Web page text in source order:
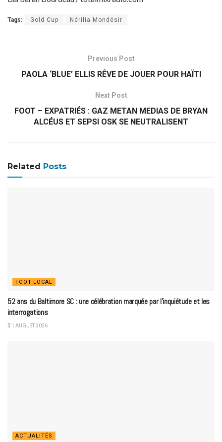
Tags: Gold Cup Nérilia Mondésir
Previous Post
PAOLA ‘BLUE’ ELLIS RÊVE DE JOUER POUR HAÏTI
Next Post
FOOT – EXPATRIÉS : GAZ METAN MEDIAS DE BRYAN
ALCÉUS ET SEPSI OSK SE NEUTRALISENT
Related Posts
FOOT-LOCAL
52 ans du Baltimore SC : une célébration marquée par l’inquiétude et les
interrogations
1 AUGUST 2026
ACTUALITÉS